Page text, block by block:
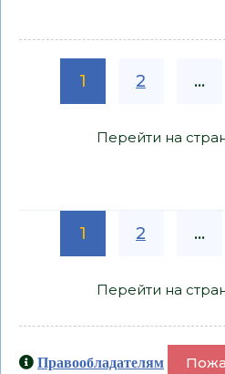
1 2 ...
Перейти на
1 2 ...
Перейти на
Правообладателям